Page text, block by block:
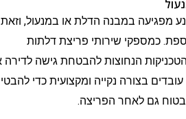
במבנה הדלת או במנעול, וזאת
שירותי פריצת דלתות
הנחוצות להבטחת גישה לדירה או
בצורה נקייה ומקצועית כדי להבטיח
לאחר הפריצה.